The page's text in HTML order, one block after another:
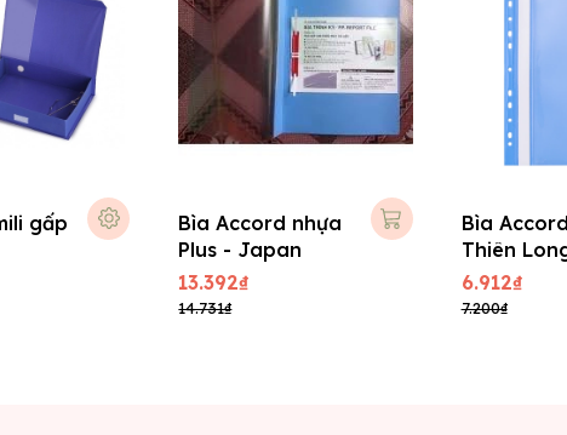
gấp
Bìa Accord nhựa
Plus - Japan
13.392₫
14.731₫
Bìa
Thiên
6.912₫
7.200₫